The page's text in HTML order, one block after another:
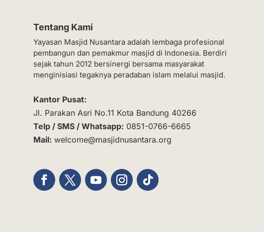
Tentang Kami
Yayasan Masjid Nusantara adalah lembaga profesional
pembangun dan pemakmur masjid di Indonesia. Berdiri
sejak tahun 2012 bersinergi bersama masyarakat
menginisiasi tegaknya peradaban islam melalui masjid.
Kantor Pusat:
Jl. Parakan Asri No.11 Kota Bandung 40266
Telp / SMS / Whatsapp: 0851-0766-6665
Mail: welcome@masjidnusantara.org